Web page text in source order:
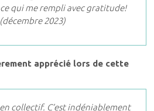
qui me rempli avec gratitude!
(décembre 2023)
apprécié lors de cette
collectif. C’est indéniablement